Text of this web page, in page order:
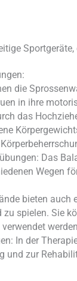
die
in ihre
das
Das
Wegen
bieten
zu spielen. Sie
In der
und zur